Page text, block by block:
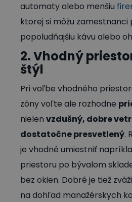
automaty alebo menšiu
ktorej si môžu
popoludňajšiu kávu alebo
2. Vhodný
štýl
Pri voľbe vhodného
zóny voľte ale rozhodne
nielen vzdušný, dobre
dostatočne presvetlený.
je vhodné umiestniť
priestoru po bývalom
bez okien. Dobré je tiež
na dohľad manažérskych